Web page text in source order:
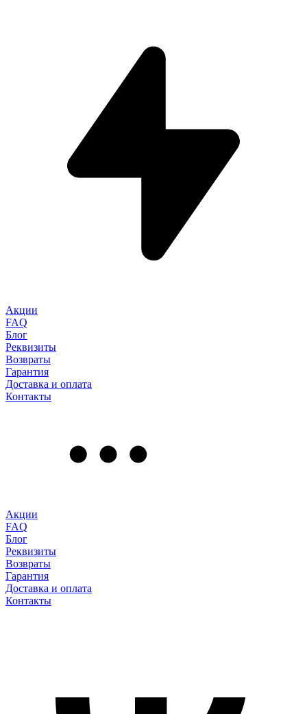
Акции
FAQ
Блог
Реквизиты
Возвраты
Гарантия
Доставка и оплата
Контакты
Акции
FAQ
Блог
Реквизиты
Возвраты
Гарантия
Доставка и оплата
Контакты